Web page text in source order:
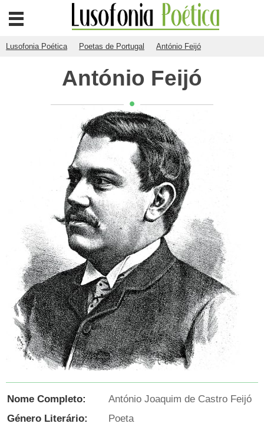
Lusofonia Poética Poetas de Portugal António Feijó
António Feijó
Nome Completo:
António Joaquim de Castro Feijó
Género Literário:
Poeta